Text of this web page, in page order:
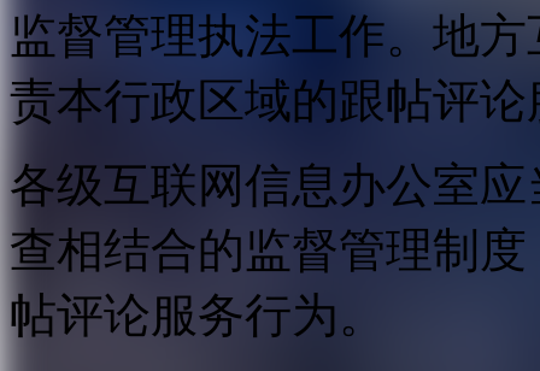
监督管理执法工作。地
责本行政区域的跟帖评
各级互联网信息办公室
查相结合的监督管理制
帖评论服务行为。